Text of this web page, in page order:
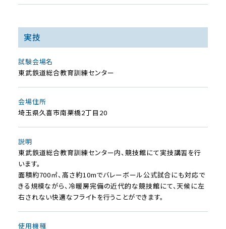
実技
試験会場名
東武鉄道総合教育訓練センター
会場住所
埼玉県久喜市南栗橋2丁目20
説明
東武鉄道総合教育訓練センター内、競技館にて実技講習を行
います。
面積約700㎡、高さ約10mでバレーボール公式試合にも対応で
きる規模ながら、冷暖房完備の近代的な競技館にて、天候に左
右されない快適なフライトを行うことができます。
使⽤機種